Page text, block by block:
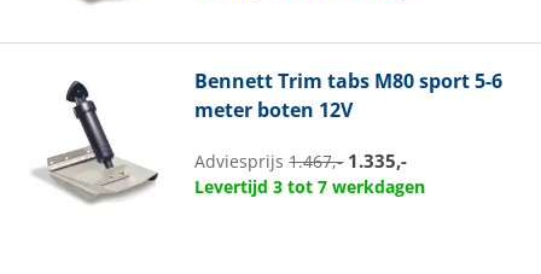
BennettTrim tabs M80 sport 5-6
meter boten 12V
Adviesprijs1.467,- 1.335,-
Levertijd 3 tot 7 werkdagen